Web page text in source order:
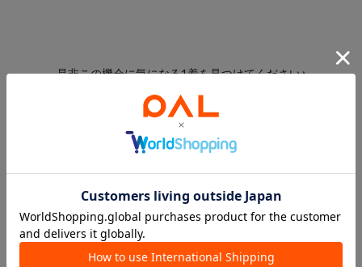
是非この機会に気になる1着を見つけてください♪
La boutique BonBonのアイテム一覧はこちら
PICK UP ITEM